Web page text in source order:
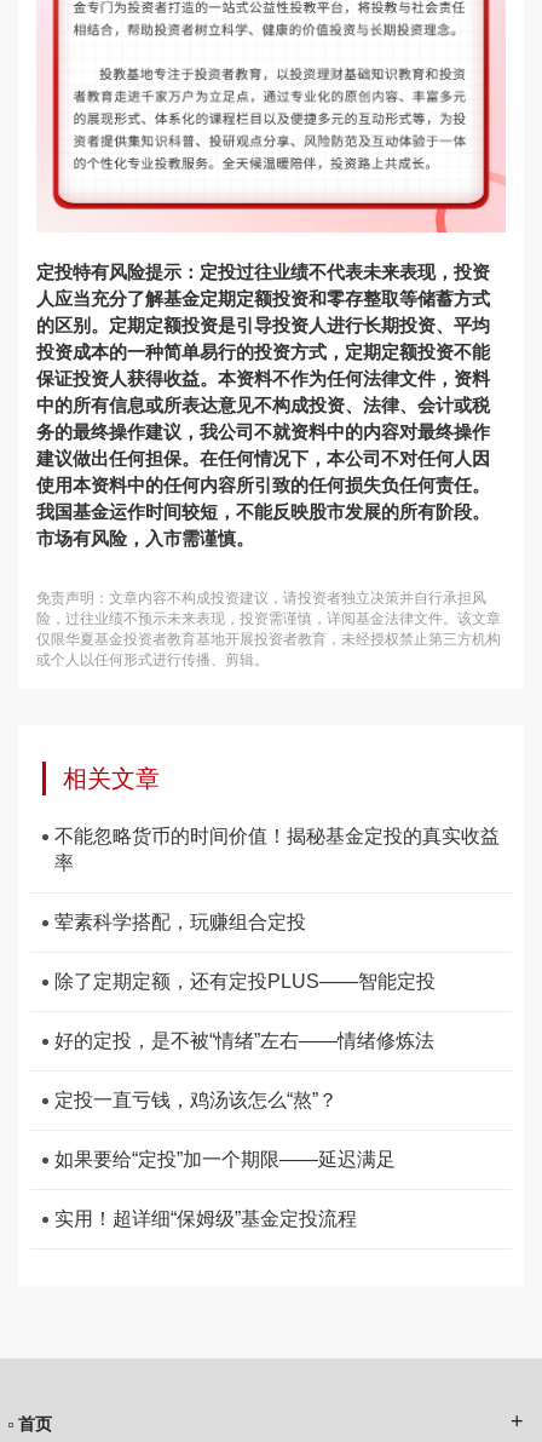
定投特有风险提示：定投过往业绩不代表未来表现，投资
人应当充分了解基金定期定额投资和零存整取等储蓄方式
的区别。定期定额投资是引导投资人进行长期投资、平均
投资成本的一种简单易行的投资方式，定期定额投资不能
保证投资人获得收益。本资料不作为任何法律文件，资料
中的所有信息或所表达意见不构成投资、法律、会计或税
务的最终操作建议，我公司不就资料中的内容对最终操作
建议做出任何担保。在任何情况下，本公司不对任何人因
使用本资料中的任何内容所引致的任何损失负任何责任。
我国基金运作时间较短，不能反映股市发展的所有阶段。
市场有风险，入市需谨慎。
免责声明：文章内容不构成投资建议，请投资者独立决策并自行承担风
险，过往业绩不预示未来表现，投资需谨慎，详阅基金法律文件。该文章
仅限华夏基金投资者教育基地开展投资者教育，未经授权禁止第三方机构
或个人以任何形式进行传播、剪辑。
相关文章
不能忽略货币的时间价值！揭秘基金定投的真实收益
率
荤素科学搭配，玩赚组合定投
除了定期定额，还有定投PLUS——智能定投
好的定投，是不被“情绪”左右——情绪修炼法
定投一直亏钱，鸡汤该怎么“熬”？
如果要给“定投”加一个期限——延迟满足
实用！超详细“保姆级”基金定投流程
首页